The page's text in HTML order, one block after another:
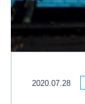
2020.07.28